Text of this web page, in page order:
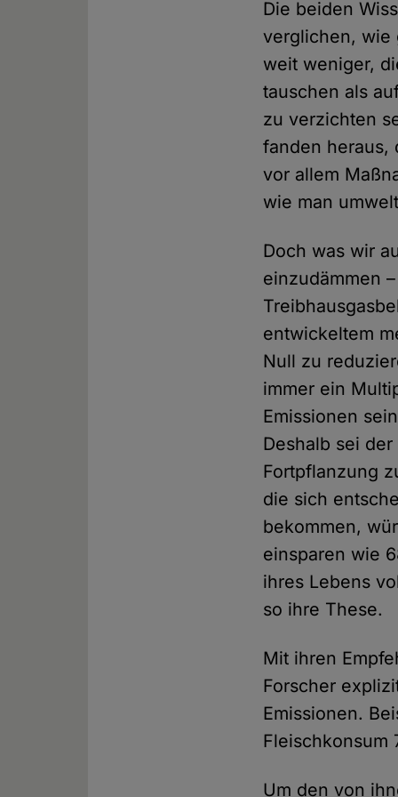
Die beiden
verglichen, wie
weit weniger,
tauschen als
zu verzichten
fanden heraus,
vor allem
wie man
Doch was wir
einzudämmen
entwickeltem
Null zu
immer ein
Emissionen
Deshalb sei der
Fortpflanzung
die sich
bekommen,
einsparen wie
ihres Lebens
so ihre These.
Mit ihren
Forscher
Emissionen.
Fleischkonsum
Um den von